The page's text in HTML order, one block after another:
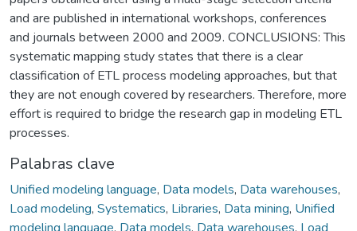
and are published in international workshops, conferences
and journals between 2000 and 2009. CONCLUSIONS: This
systematic mapping study states that there is a clear
classification of ETL process modeling approaches, but that
they are not enough covered by researchers. Therefore, more
effort is required to bridge the research gap in modeling ETL
processes.
Palabras clave
Unified modeling language, Data models, Data warehouses,
Load modeling, Systematics, Libraries, Data mining, Unified